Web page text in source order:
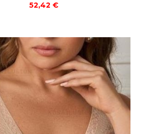
52,42 €